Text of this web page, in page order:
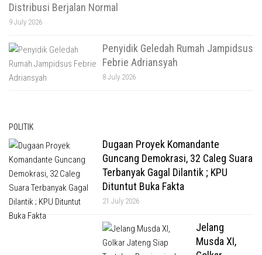
Distribusi Berjalan Normal
9 July 2026
Penyidik Geledah Rumah Jampidsus
Febrie Adriansyah
8 July 2026
POLITIK
Dugaan Proyek Komandante
Guncang Demokrasi, 32 Caleg Suara
Terbanyak Gagal Dilantik ; KPU
Dituntut Buka Fakta
21 July 2026
Jelang
Musda XI,